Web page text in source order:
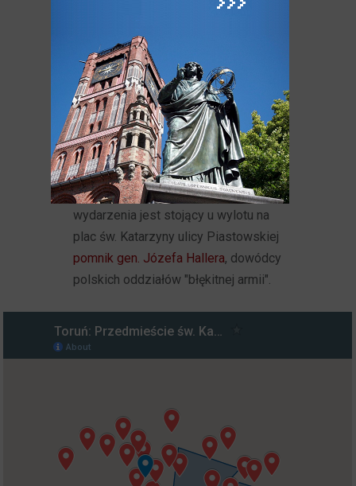
18 stycznia 1920 r. z dworca Toruń
Miasto ulicą Piastowską uroczyście
i paradnie wkroczyło do Torunia
wojsko polskie, przejmujące na mocy
traktatu wersalskiego Toruń
i Pomorze włączone właśnie do II
Rzeczypospolitej po okresie
zaborów. Upamiętnieniem tego
wydarzenia jest stojący u wylotu na
plac św. Katarzyny ulicy Piastowskiej
pomnik gen. Józefa Hallera, dowódcy
polskich oddziałów "błękitnej armii".